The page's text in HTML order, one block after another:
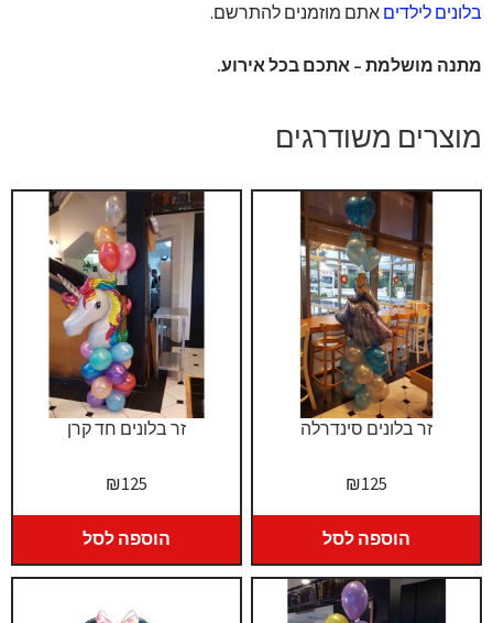
בלונים לילדים אתם מוזמנים להתרשם.
מתנה מושלמת – אתכם בכל אירוע.
מוצרים משודרגים
זר בלונים חד קרן
₪125
הוספה לסל
זר בלונים סינדרלה
₪125
הוספה לסל